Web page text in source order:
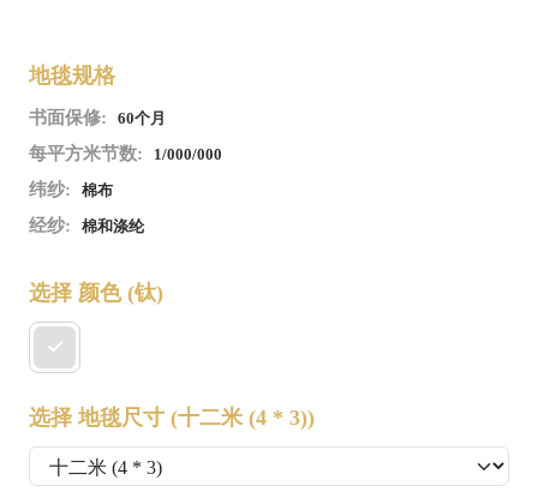
地毯规格
书面保修: 60个月
每平方米节数: 1/000/000
纬纱: 棉布
经纱: 棉和涤纶
选择 颜色 (钛)
选择 地毯尺寸 (十二米 (4 * 3))